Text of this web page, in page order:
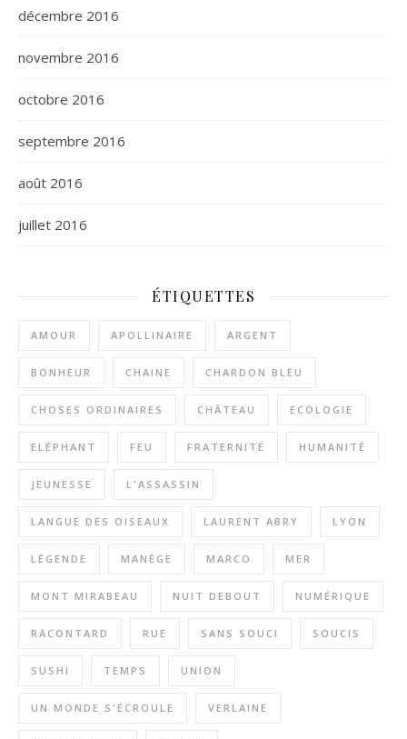
décembre 2016
novembre 2016
octobre 2016
septembre 2016
août 2016
juillet 2016
ÉTIQUETTES
AMOUR APOLLINAIRE ARGENT
BONHEUR CHAINE CHARDON BLEU
CHOSES ORDINAIRES CHÂTEAU ECOLOGIE
ELÉPHANT FEU FRATERNITÉ HUMANITÉ
JEUNESSE L'ASSASSIN
LANGUE DES OISEAUX LAURENT ABRY LYON
LÉGENDE MANÈGE MARCO MER
MONT MIRABEAU NUIT DEBOUT NUMÉRIQUE
RACONTARD RUE SANS SOUCI SOUCIS
SUSHI TEMPS UNION
UN MONDE S'ÉCROULE VERLAINE